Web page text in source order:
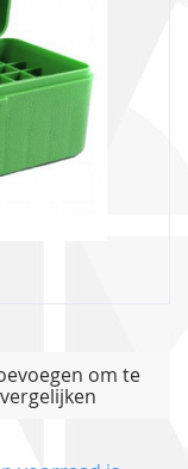
om te
vergelijken